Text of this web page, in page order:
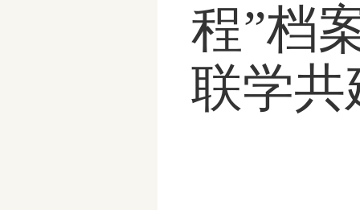
程”档
联学共